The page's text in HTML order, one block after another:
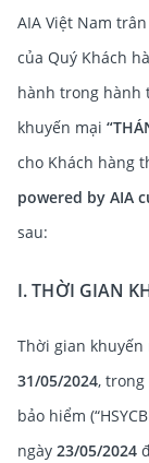
AIA Việt Nam
của Quý Khách
hành trong hành
khuyến mại
cho Khách hàng
powered by AIA
sau:
I. THỜI GIAN
Thời gian khuyến
31/05/2024, trong
bảo hiểm
ngày 23/05/2024